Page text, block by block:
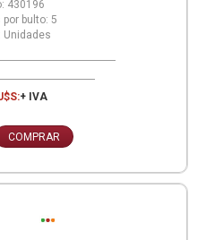
430196
bulto: 5
Unidades
+ IVA